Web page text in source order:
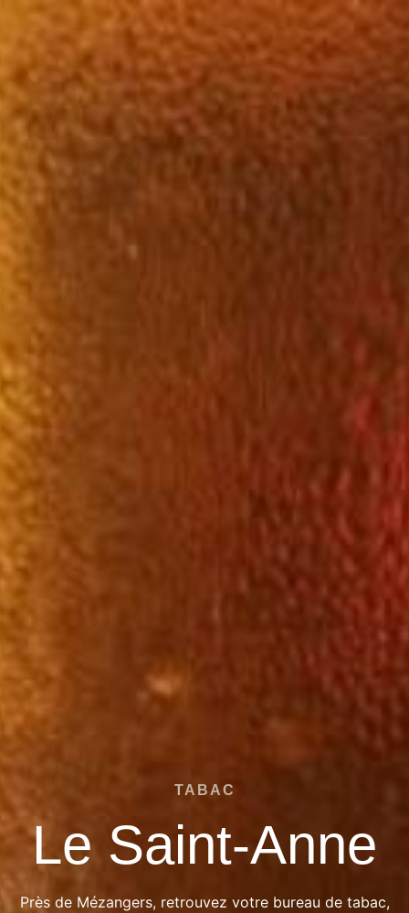
TABAC
Le Saint-Anne
Près de Mézangers, retrouvez votre bureau de tabac,